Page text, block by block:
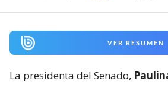
VER RESUMEN
La presidenta del Senado,